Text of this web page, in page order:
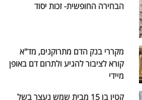
הבחירה החופשית- זכות יסוד
מקררי בנק הדם מתרוקנים, מד"א
קורא לציבור להגיע ולתרום דם באופן
מיידי
קטין בן 15 מבית שמש נעצר בשל